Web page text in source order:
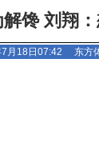
馋 刘翔
7月18日07:42 东方